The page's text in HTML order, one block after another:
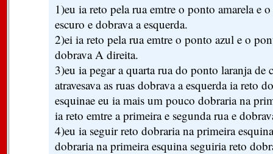
1)eu ia reto pela rua emtre o ponto amarela e
escuro e dobrava a esquerda.
2)ei ia reto pela rua emtre o ponto azul e o
dobrava A direita.
3)eu ia pegar a quarta rua do ponto laranja de
atravesava as ruas dobrava a esquerda ia reto
esquinae eu ia mais um pouco dobraria na
ia reto emtre a primeira e segunda rua e
4)eu ia seguir reto dobraria na primeira
dobraria na primeira esquina seguiria reto